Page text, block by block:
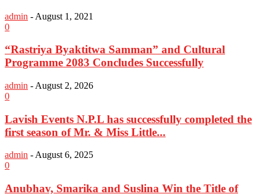
admin - August 1, 2021
0
“Rastriya Byaktitwa Samman” and Cultural
Programme 2083 Concludes Successfully
admin - August 2, 2026
0
Lavish Events N.P.L has successfully completed the
first season of Mr. & Miss Little...
admin -August 6, 2025
0
Anubhav, Smarika and Suslina Win the Title of